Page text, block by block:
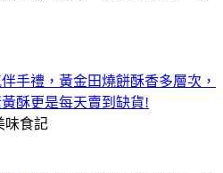
手禮，黃金田燒餅酥香多層次，
酥更是每天賣到缺貨!
味食記